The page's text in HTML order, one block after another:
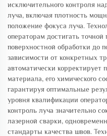
исключительного контроля
луча, включая плотность
положение фокуса луча.
операторам достигать
поверхностной обработки до
зависимости от конкретных
автоматически
материала, его химического
гарантируя оптимальные
уровня квалификации
контроль луча значительно
лазерной сварки,
стандарты качества швов.